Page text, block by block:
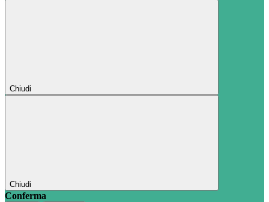
Chiudi
Chiudi
Conferma